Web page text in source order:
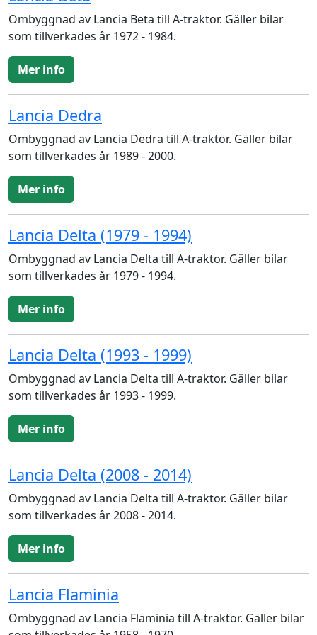
Ombyggnad av Lancia Beta till A-traktor. Gäller bilar
som tillverkades år 1972 - 1984.
Mer info
Lancia Dedra
Ombyggnad av Lancia Dedra till A-traktor. Gäller bilar
som tillverkades år 1989 - 2000.
Mer info
Lancia Delta (1979 - 1994)
Ombyggnad av Lancia Delta till A-traktor. Gäller bilar
som tillverkades år 1979 - 1994.
Mer info
Lancia Delta (1993 - 1999)
Ombyggnad av Lancia Delta till A-traktor. Gäller bilar
som tillverkades år 1993 - 1999.
Mer info
Lancia Delta (2008 - 2014)
Ombyggnad av Lancia Delta till A-traktor. Gäller bilar
som tillverkades år 2008 - 2014.
Mer info
Lancia Flaminia
Ombyggnad av Lancia Flaminia till A-traktor. Gäller bilar